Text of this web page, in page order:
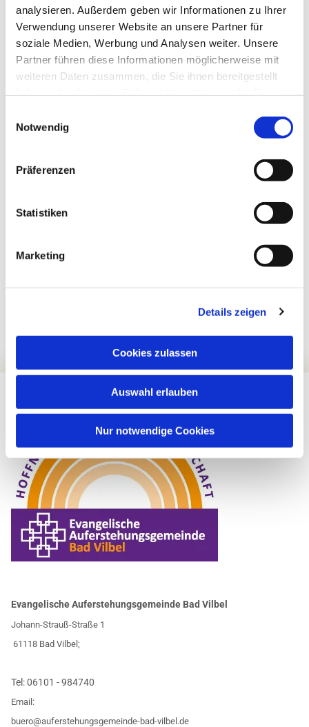
analysieren. Außerdem geben wir Informationen zu Ihrer
Verwendung unserer Website an unsere Partner für
soziale Medien, Werbung und Analysen weiter. Unsere
Partner führen diese Informationen möglicherweise mit
weiteren Daten zusammen, die Sie ihnen bereitgestellt
Notwendig
Präferenzen
Statistiken
Marketing
Details zeigen
Cookies zulassen
Auswahl erlauben
Nur notwendige Cookies
Evangelische Auferstehungsgemeinde Bad Vilbel
Johann-Strauß-Straße 1
61118 Bad Vilbel;
Tel:06101 - 984740
Email:
buero@auferstehungsgemeinde-bad-vilbel.de